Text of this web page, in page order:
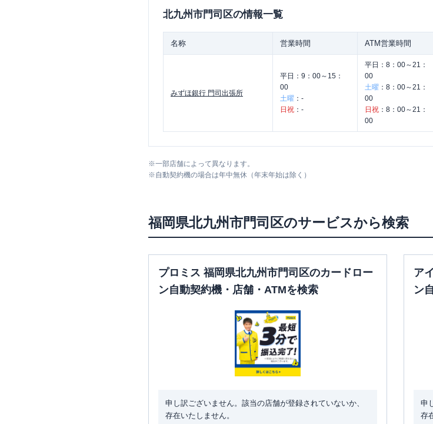
北九州市門司区の情報一覧
名称 営業時間 ATM営業時間
みずほ銀行 門司出張所
平日： 9：00～15：
00
土曜 ： -
日祝 ： -
平日： 8：00～21：
00
土曜 ： 8：00～21：
00
日祝 ： 8：00～21：
00
※一部店舗によって異なります。
※自動契約機の場合は年中無休（年末年始は除く）
福岡県北九州市門司区のサービスから検索
プロミス 福岡県北九州市門司区のカードロー
ン自動契約機・店舗・ATMを検索
申し訳ございません。該当の店舗が登録されていないか、
存在いたしません。
ア
ン
申
存